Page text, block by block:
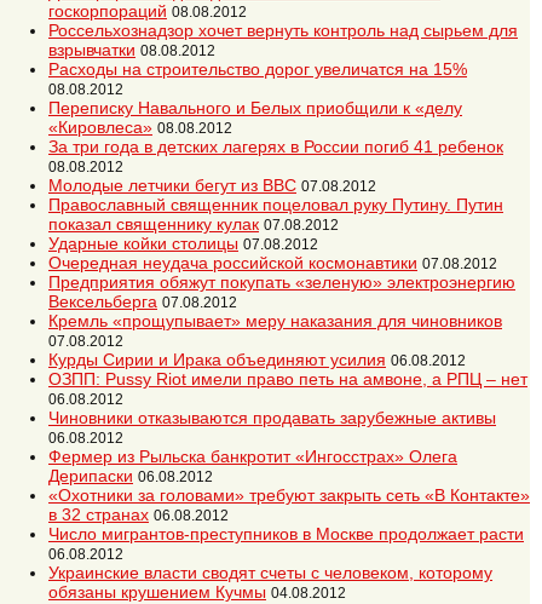
госкорпораций 08.08.2012
Россельхознадзор хочет вернуть контроль над сырьем для
взрывчатки 08.08.2012
Расходы на строительство дорог увеличатся на 15%
08.08.2012
Переписку Навального и Белых приобщили к «делу
«Кировлеса» 08.08.2012
За три года в детских лагерях в России погиб 41 ребенок
08.08.2012
Молодые летчики бегут из ВВС 07.08.2012
Православный священник поцеловал руку Путину. Путин
показал священнику кулак 07.08.2012
Ударные койки столицы 07.08.2012
Очередная неудача российской космонавтики 07.08.2012
Предприятия обяжут покупать «зеленую» электроэнергию
Вексельберга 07.08.2012
Кремль «прощупывает» меру наказания для чиновников
07.08.2012
Курды Сирии и Ирака объединяют усилия 06.08.2012
ОЗПП: Pussy Riot имели право петь на амвоне, а РПЦ – нет
06.08.2012
Чиновники отказываются продавать зарубежные активы
06.08.2012
Фермер из Рыльска банкротит «Ингосстрах» Олега
Дерипаски 06.08.2012
«Охотники за головами» требуют закрыть сеть «В Контакте»
в 32 странах 06.08.2012
Число мигрантов-преступников в Москве продолжает расти
06.08.2012
Украинские власти сводят счеты с человеком, которому
обязаны крушением Кучмы 04.08.2012